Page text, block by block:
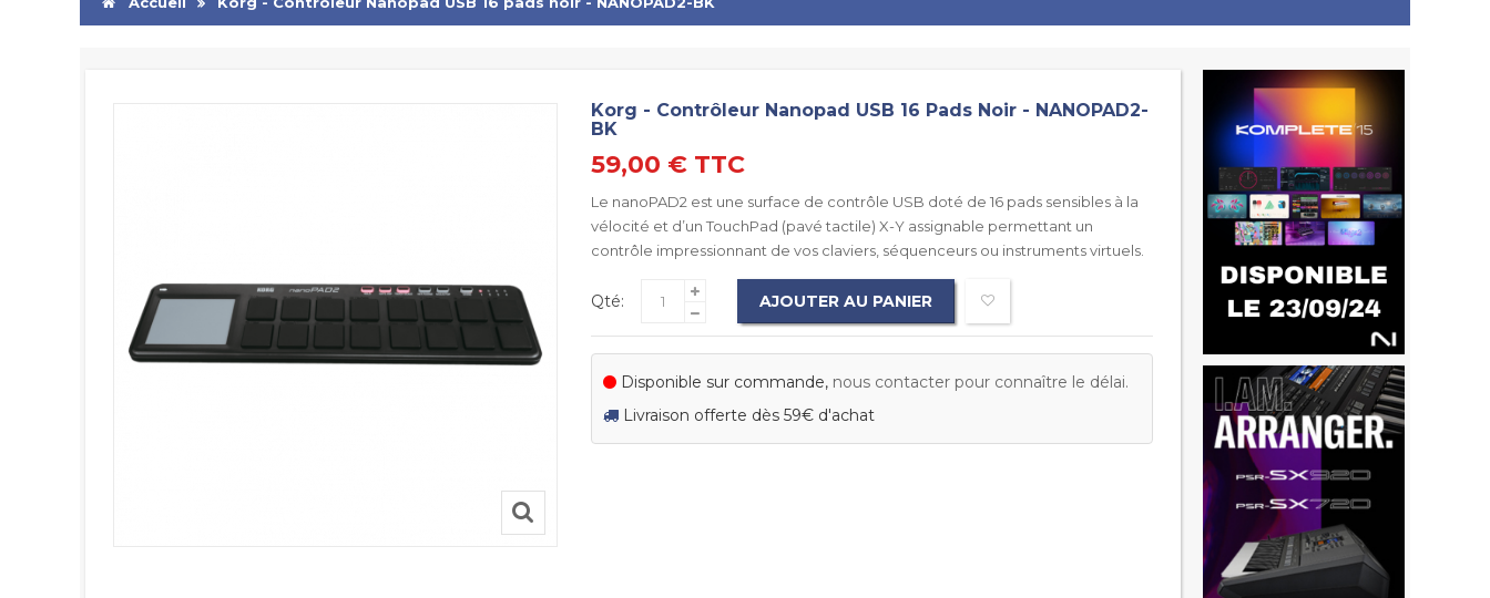
Korg - Contrôleur Nanopad USB 16 Pads Noir - NANOPAD2-
BK
59,00 € TTC
Le nanoPAD2 est une surface de contrôle USB doté de 16 pads sensibles à la
vélocité et d’un TouchPad (pavé tactile) X-Y assignable permettant un
contrôle impressionnant de vos claviers, séquenceurs ou instruments virtuels.
Qté: AJOUTER AU PANIER
Disponible sur commande, nous contacter pour connaître le délai.
Livraison offerte dès 59€ d'achat